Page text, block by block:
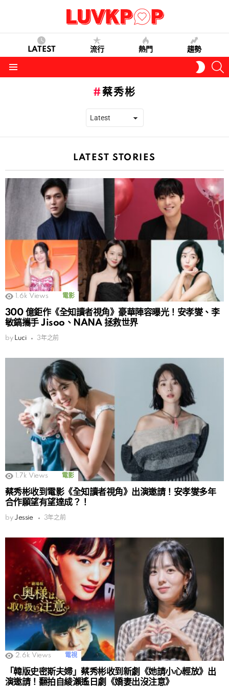
LATEST 流行 熱門 趨勢
SKIN
蔡秀彬
LATEST STORIES
1.6k Views 電影
300 億鉅作《全知讀者視角》豪華陣容曝光！安孝燮、李
敏鎬攜手 Jisoo、NANA 拯救世界
by Luci 3年之前
1.7k Views 電影
蔡秀彬收到電影《全知讀者視角》出演邀請！安孝燮多年
合作願望有望達成？！
by Jessie 3年之前
2.6k Views 電視
「韓版史密斯夫婦」蔡秀彬收到新劇《她請小心輕放》出
演邀請！翻拍自綾瀨遙日劇《嬌妻出沒注意》